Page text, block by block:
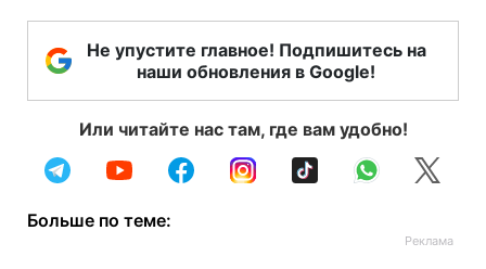
Не упустите главное! Подпишитесь на
наши обновления в Google!
Или читайте нас там, где вам удобно!
Больше по теме: